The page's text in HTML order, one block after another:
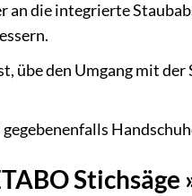
an die integrierte
übe den Umgang mit
Stichsäge